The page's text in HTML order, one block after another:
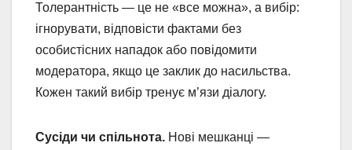
Толерантність — це не «все можна», а вибір:
ігнорувати, відповісти фактами без
особистісних нападок або повідомити
модератора, якщо це заклик до насильства.
Кожен такий вибір тренує м’язи діалогу.
Сусіди чи спільнота. Нові мешканці —